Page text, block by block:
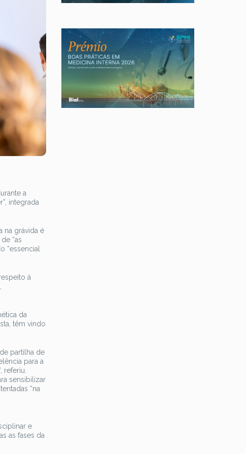
a
integrada
na grávida é
“as
“essencial
à
da
têm vindo
partilha de
para a
referiu.
sensibilizar
“na
e
as fases da